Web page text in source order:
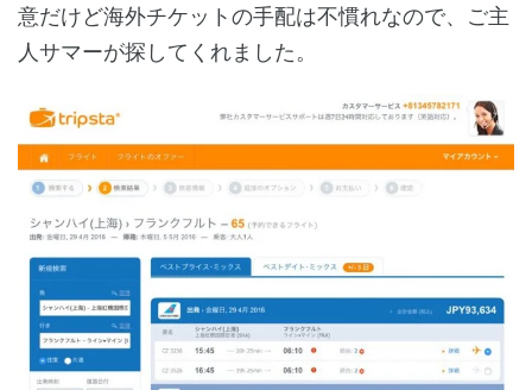
意だけど海外チケットの手配は不慣れなので、ご主
人サマーが探してくれました。